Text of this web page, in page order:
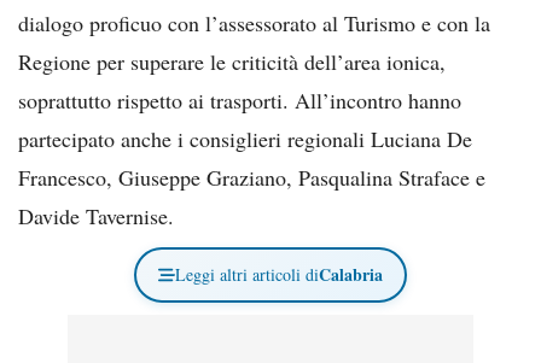
dialogo proficuo con l’assessorato al Turismo e con la
Regione per superare le criticità dell’area ionica,
soprattutto rispetto ai trasporti. All’incontro hanno
partecipato anche i consiglieri regionali Luciana De
Francesco, Giuseppe Graziano, Pasqualina Straface e
Davide Tavernise.
Leggi altri articoli diCalabria